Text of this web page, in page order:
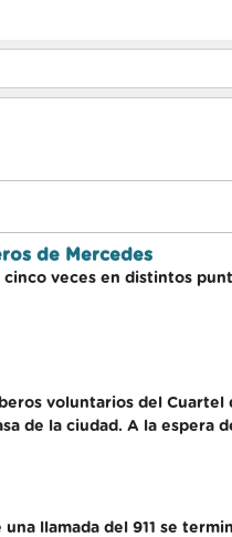
de Mercedes
veces en distintos
voluntarios del Cuartel
de la ciudad. A la espera
llamada del 911 se